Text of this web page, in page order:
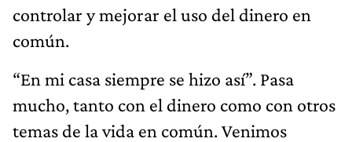
controlar y mejorar el uso del dinero en
común.
“En mi casa siempre se hizo así”. Pasa
mucho, tanto con el dinero como con otros
temas de la vida en común. Venimos